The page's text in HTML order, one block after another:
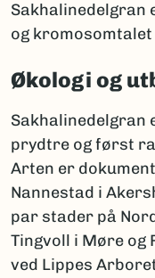
Sakhalinedelgran
og kromosomtalet
Økologi og
Sakhalinedelgran
prydtre og først
Arten er
Nannestad i
par stader på
Tingvoll i Møre og
ved Lippes